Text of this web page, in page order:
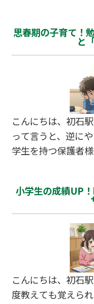
る様子に、大変興
回の説明会では、
と学校がつけたい
的でした。流山市
く、柏駅から無料
る充実した環境も魅力で
と学校基本情報
性…
思春期の子育て！
と
こんにちは、初石
って言うと、逆に
学生を持つ保護者
で、成績や進路へ
一つで反発したり
は、命令ではなく
可欠です。親子の
を高める声かけを
子育ての鍵になり
持つご家庭でも、
が大きく変わりま
小学生の成績UP
こんにちは、初石
度教えても覚えら